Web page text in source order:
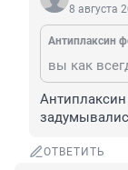
8 августа
Антиплаксин
вы как
ОТВЕТИТЬ